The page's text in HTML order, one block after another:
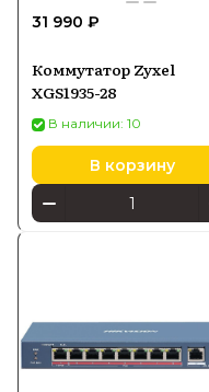
31 990 ₽
Коммутатор Zyxel
XGS1935-28
В наличии: 10
В корзину